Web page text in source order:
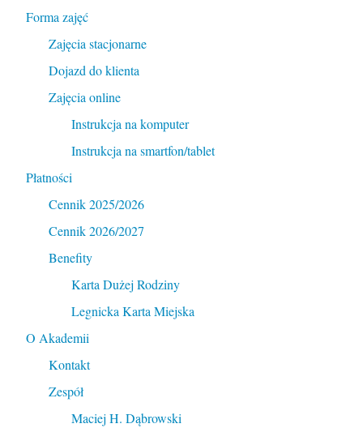
Forma zajęć
Zajęcia stacjonarne
Dojazd do klienta
Zajęcia online
Instrukcja na komputer
Instrukcja na smartfon/tablet
Płatności
Cennik 2025/2026
Cennik 2026/2027
Benefity
Karta Dużej Rodziny
Legnicka Karta Miejska
O Akademii
Kontakt
Zespół
Maciej H. Dąbrowski